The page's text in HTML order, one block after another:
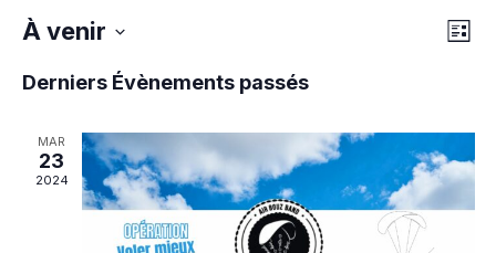
Liste
À venir
une
Derniers Évènements passés
MAR
23
2024